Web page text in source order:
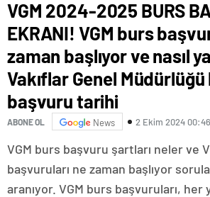
VGM 2024-2025 BURS
EKRANI! VGM burs
zaman başlıyor ve nasıl
Vakıflar Genel
başvuru tarihi
ABONE OL News 2 Ekim 2024 00:46
VGM burs başvuru şartları neler ve
başvuruları ne zaman başlıyor
aranıyor. VGM burs başvuruları, her